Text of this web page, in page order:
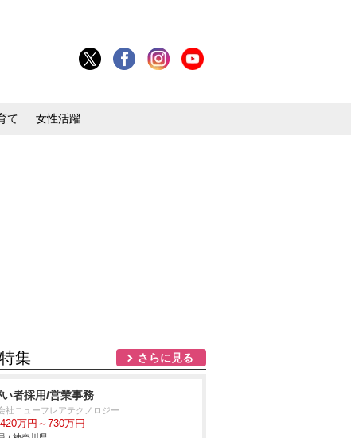
て 女性活躍
集 さらに見る
い者採用/営業事務
社ニューフレアテクノロジー
万円～730万円